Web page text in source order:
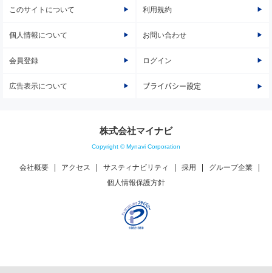
このサイトについて 利用規約
個人情報について お問い合わせ
会員登録 ログイン
広告表示について プライバシー設定
株式会社マイナビ
Copyright © Mynavi Corporation
会社概要 アクセス サスティナビリティ 採用
グループ企業
個人情報保護方針